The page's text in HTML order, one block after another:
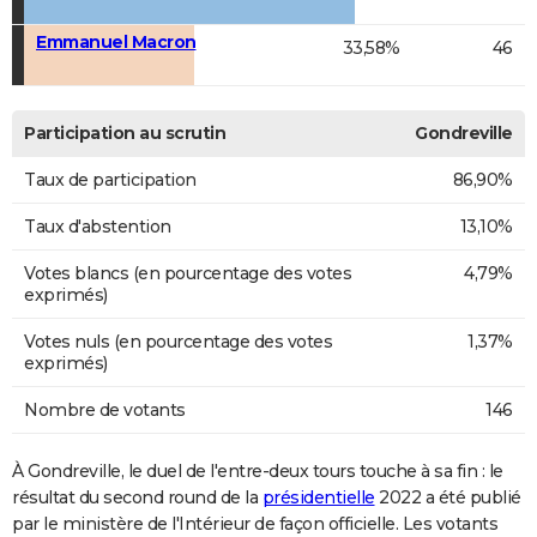
Emmanuel Macron 33,58% 46
Participation au scrutin Gondreville
Taux de participation 86,90%
Taux d'abstention 13,10%
Votes blancs (en pourcentage des votes
exprimés)
4,79%
Votes nuls (en pourcentage des votes
exprimés)
1,37%
Nombre de votants 146
À Gondreville, le duel de l'entre-deux tours touche à sa fin : le
résultat du second round de la présidentielle 2022 a été publié
par le ministère de l'Intérieur de façon officielle. Les votants